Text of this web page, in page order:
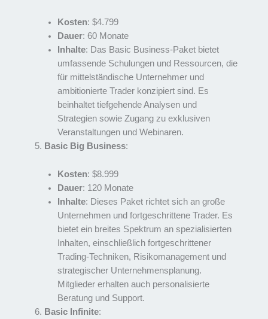
Kosten: $4.799
Dauer: 60 Monate
Inhalte: Das Basic Business-Paket bietet
umfassende Schulungen und Ressourcen, die
für mittelständische Unternehmer und
ambitionierte Trader konzipiert sind. Es
beinhaltet tiefgehende Analysen und
Strategien sowie Zugang zu exklusiven
Veranstaltungen und Webinaren.
Basic Big Business:
Kosten: $8.999
Dauer: 120 Monate
Inhalte: Dieses Paket richtet sich an große
Unternehmen und fortgeschrittene Trader. Es
bietet ein breites Spektrum an spezialisierten
Inhalten, einschließlich fortgeschrittener
Trading-Techniken, Risikomanagement und
strategischer Unternehmensplanung.
Mitglieder erhalten auch personalisierte
Beratung und Support.
Basic Infinite: